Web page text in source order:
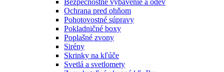
Ochrana pred ohňom
Pohotovostné súpravy
Pokladničné boxy
Poplašné zvony
Sirény
Skrinky na kľúče
Svetlá a svetlomety